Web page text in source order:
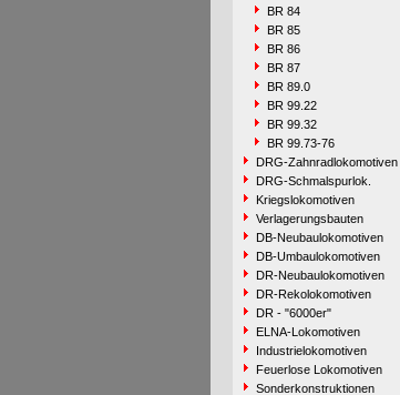
BR 84
BR 85
BR 86
BR 87
BR 89.0
BR 99.22
BR 99.32
BR 99.73-76
DRG-Zahnradlokomotiven
DRG-Schmalspurlok.
Kriegslokomotiven
Verlagerungsbauten
DB-Neubaulokomotiven
DB-Umbaulokomotiven
DR-Neubaulokomotiven
DR-Rekolokomotiven
DR - "6000er"
ELNA-Lokomotiven
Industrielokomotiven
Feuerlose Lokomotiven
Sonderkonstruktionen